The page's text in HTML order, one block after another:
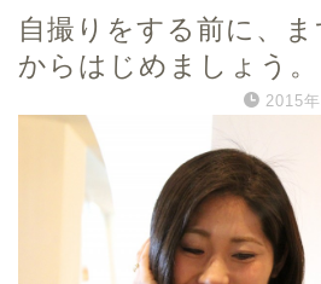
自撮りをする前に、
からはじめましょう。
2015